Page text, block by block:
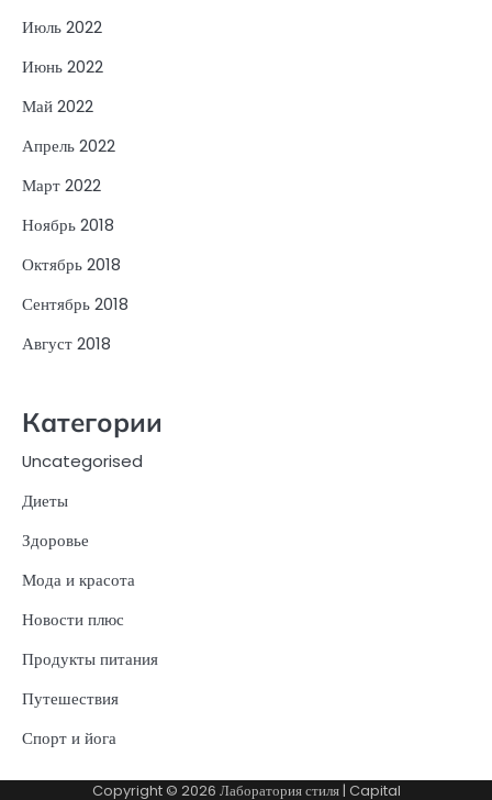
Июль 2022
Июнь 2022
Май 2022
Апрель 2022
Март 2022
Ноябрь 2018
Октябрь 2018
Сентябрь 2018
Август 2018
Категории
Uncategorised
Диеты
Здоровье
Мода и красота
Новости плюс
Продукты питания
Путешествия
Спорт и йога
Copyright © 2026 Лаборатория стиля| Capital